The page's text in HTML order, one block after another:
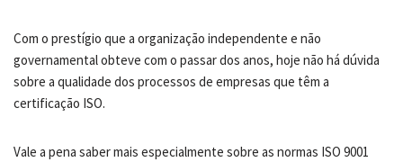
Com o prestígio que a organização independente e não
governamental obteve com o passar dos anos, hoje não há dúvida
sobre a qualidade dos processos de empresas que têm a
certificação ISO.
Vale a pena saber mais especialmente sobre as normas ISO 9001